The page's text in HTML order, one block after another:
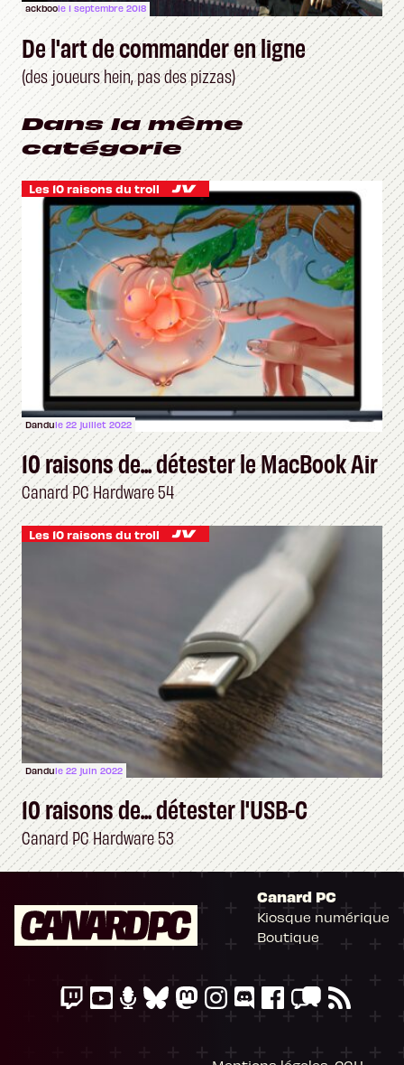
ackboole 1 septembre 2018
De l'art de commander en ligne
(des joueurs hein, pas des pizzas)
Dans la même
catégorie
Les 10 raisons du troll
Dandule 22 juillet 2022
10 raisons de... détester le MacBook Air
Canard PC Hardware 54
Les 10 raisons du troll
Dandule 22 juin 2022
10 raisons de... détester l'USB-C
Canard PC Hardware 53
Canard PC
Kiosque numérique
Boutique